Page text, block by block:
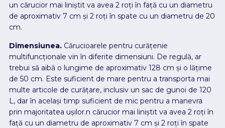
un cărucior mai liniștit va avea 2 roți în față cu un diametru
de aproximativ 7 cm și 2 roți în spate cu un diametru de 20
cm.
Dimensiunea. Cărucioarele pentru curățenie
multifuncționale vin în diferite dimensiuni. De regulă, ar
trebui să aibă o lungime de aproximativ 128 cm și o lățime
de 50 cm. Este suficient de mare pentru a transporta mai
multe articole de curățare, inclusiv un sac de gunoi de 120
L, dar în același timp suficient de mic pentru a manevra
prin majoritatea ușilor.n cărucior mai liniștit va avea 2 roți în
față cu un diametru de aproximativ 7 cm și 2 roți în spate